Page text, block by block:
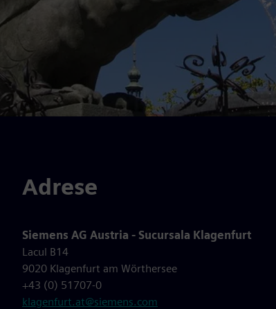
Adrese
Siemens AG Austria - Sucursala Klagenfurt
Lacul B14
9020 Klagenfurt am Wörthersee
+43 (0) 51707-0
klagenfurt.at@siemens.com